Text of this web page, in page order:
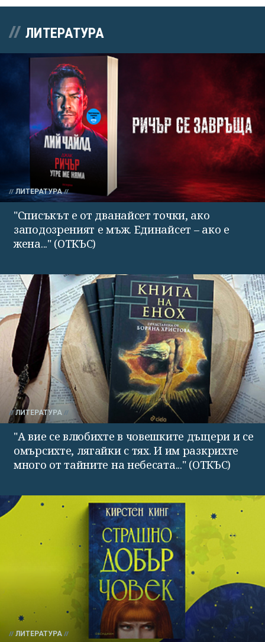
ЛИТЕРАТУРА
ЛИТЕРАТУРА
"Списъкът е от дванайсет точки, ако
заподозреният е мъж. Единайсет – ако е
жена..." (ОТКЪС)
ЛИТЕРАТУРА
"А вие се влюбихте в чо­вешките дъщери и се
омърсихте, лягайки с тях. И им раз­крихте
много от тайните на небесата..." (ОТКЪС)
ЛИТЕРАТУРА